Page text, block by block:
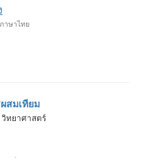
าษาไทย
สมเทียม
ทยาศาสตร์